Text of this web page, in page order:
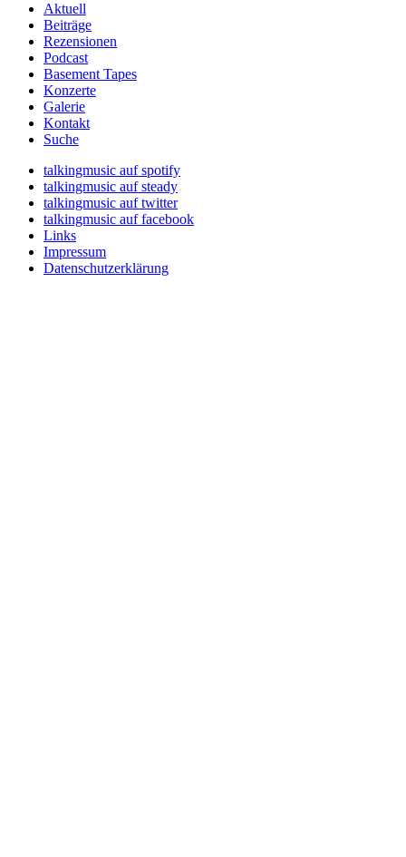
Aktuell
Beiträge
Rezensionen
Podcast
Basement Tapes
Konzerte
Galerie
Kontakt
Suche
talkingmusic auf spotify
talkingmusic auf steady
talkingmusic auf twitter
talkingmusic auf facebook
Links
Impressum
Datenschutzerklärung